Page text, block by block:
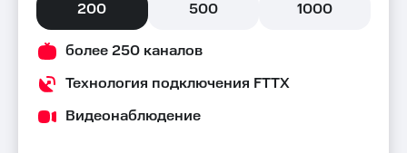
200 500 1000
более 250 каналов
Технология подключения FTTX
Видеонаблюдение